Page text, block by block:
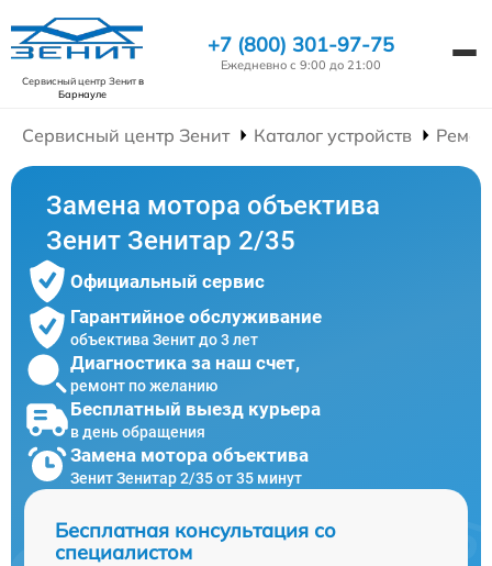
Сервисный центр Зенитв
Барнауле
+7 (800) 301-97-75
Ежедневно с 9:00 до 21:00
Сервисный центр Зенит Каталог устройств
Замена мотора объектива
Зенит Зенитар 2/35
Официальный сервис
Гарантийное обслуживание
объектива Зенит до 3 лет
Диагностика за наш счет,
ремонт по желанию
Бесплатный выезд курьера
в день обращения
Замена мотора объектива
Зенит Зенитар 2/35 от 35 минут
Бесплатная консультация со
специалистом